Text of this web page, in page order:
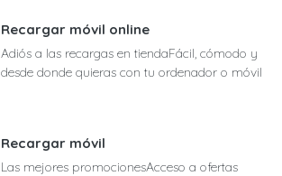
Recargar móvil online
Adiós a las recargas en tiendaFácil, cómodo y
desde donde quieras con tu ordenador o móvil
Recargar móvil
Las mejores promocionesAcceso a ofertas